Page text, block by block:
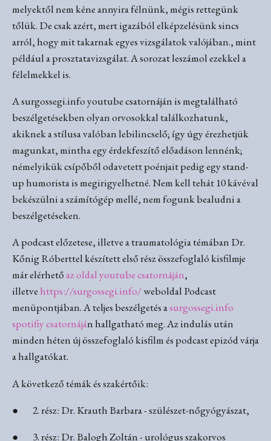
melyektől nem kéne annyira félnünk, mégis rettegünk
tőlük. De csak azért, mert igazából elképzelésünk sincs
arról, hogy mit takarnak egyes vizsgálatok valójában., mint
például a prosztatavizsgálat. A sorozat leszámol ezekkel a
félelmekkel is.
A surgossegi.info youtube csatornáján is megtalálható
beszélgetésekben olyan orvosokkal találkozhatunk,
akiknek a stílusa valóban lebilincselő; így úgy érezhetjük
magunkat, mintha egy érdekfeszítő előadáson lennénk;
némelyikük csípőből odavetett poénjait pedig egy stand-
up humorista is megirigyelhetné. Nem kell tehát 10 kávéval
bekészülni a számítógép mellé, nem fogunk bealudni a
beszélgetéseken.
A podcast előzetese, illetve a traumatológia témában Dr.
Kőnig Róberttel készített első rész összefoglaló kisfilmje
már elérhetőaz oldal youtube csatornáján,
illetve https://surgossegi.info/weboldal Podcast
menüpontjában. A teljes beszélgetés asurgossegi.info
spotifiy csatornáján hallgatható meg. Az indulás után
minden héten új összefoglaló kisfilm és podcast epizód várja
a hallgatókat.
A következő témák és szakértőik:
● 2. rész: Dr. Krauth Barbara - szülészet-nőgyógyászat,
● 3. rész: Dr. Balogh Zoltán - urológus szakorvos